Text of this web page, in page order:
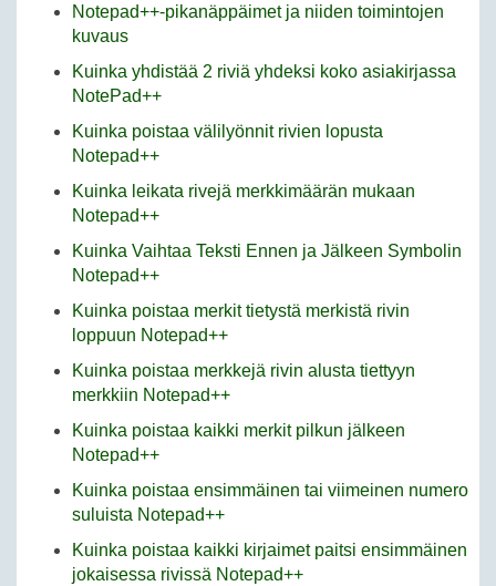
Notepad++-pikanäppäimet ja niiden toimintojen
kuvaus
Kuinka yhdistää 2 riviä yhdeksi koko asiakirjassa
NotePad++
Kuinka poistaa välilyönnit rivien lopusta
Notepad++
Kuinka leikata rivejä merkkimäärän mukaan
Notepad++
Kuinka Vaihtaa Teksti Ennen ja Jälkeen Symbolin
Notepad++
Kuinka poistaa merkit tietystä merkistä rivin
loppuun Notepad++
Kuinka poistaa merkkejä rivin alusta tiettyyn
merkkiin Notepad++
Kuinka poistaa kaikki merkit pilkun jälkeen
Notepad++
Kuinka poistaa ensimmäinen tai viimeinen numero
suluista Notepad++
Kuinka poistaa kaikki kirjaimet paitsi ensimmäinen
jokaisessa rivissä Notepad++